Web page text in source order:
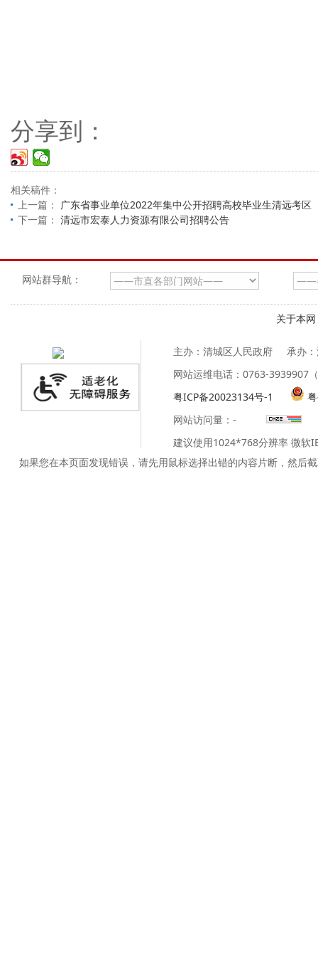
分享到：
相关稿件：
上一篇： 广东省事业单位2022年集中公开招聘高校毕业生清远考
下一篇： 清远市宏泰人力资源有限公司招聘公告
网站群导航：
关于本网
主办：清城区人民政府
承办
网站运维电话：0763-3939907
粤ICP备20023134号-1
网站访问量： -
建议使用1024*768分辨率 微软
如果您在本页面发现错误，请先用鼠标选择出错的内容片断，然后